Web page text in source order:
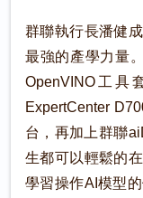
群聯執行長潘健
最強的產學力量
OpenVINO工具
ExpertCenter
台，再加上群聯
生都可以輕鬆的
學習操作AI模型